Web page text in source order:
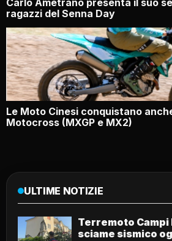
Carlo Ametrano presenta il suo
ragazzi del Senna Day
Le Moto Cinesi conquistano
Motocross (MXGP e MX2)
ULTIME NOTIZIE
Terremoto
sciame sismico